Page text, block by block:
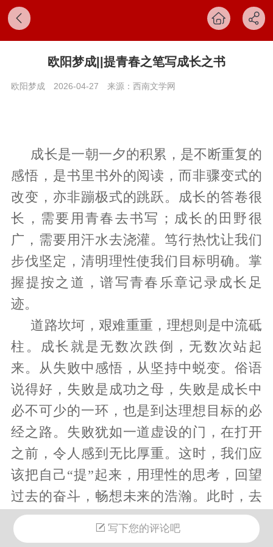
欧阳梦成||提青春之笔写成长之书
欧阳梦成 2026-04-27 来源：西南文学网
成长是一朝一夕的积累，是不断重复的
感悟，是书里书外的阅读，而非骤变式的
改变，亦非蹦极式的跳跃。成长的答卷很
长，需要用青春去书写；成长的田野很
广，需要用汗水去浇灌。笃行热忱让我们
步伐坚定，清明理性使我们目标明确。掌
握提按之道，谱写青春乐章记录成长足
迹。
道路坎坷，艰难重重，理想则是中流砥
柱。成长就是无数次跌倒，无数次站起
来。从失败中感悟，从坚持中蜕变。俗语
说得好，失败是成功之母，失败是成长中
必不可少的一环，也是到达理想目标的必
经之路。失败犹如一道虚设的门，在打开
之前，令人感到无比厚重。这时，我们应
该把自己“提”起来，用理性的思考，回望
过去的奋斗，畅想未来的浩瀚。此时，去
推开那扇曾封闭的令人窒息的门，并没有
预想的那么艰难，推开后，便是成长的蜕
写下您的评论吧